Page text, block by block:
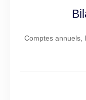
Comptes annuels,